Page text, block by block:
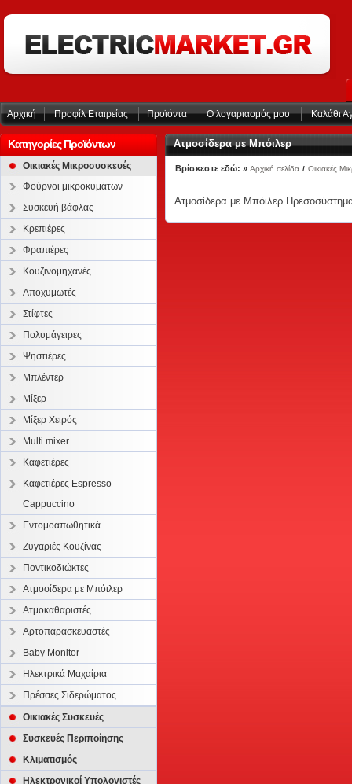
Αρχική Προφίλ Εταιρείας Προϊόντα Ο λογαριασμός μου Καλάθι
Κατηγορίες Προϊόντων
Οικιακές Μικροσυσκευές
Φούρνοι μικροκυμάτων
Συσκευή βάφλας
Κρεπιέρες
Φραπιέρες
Κουζινομηχανές
Αποχυμωτές
Στίφτες
Πολυμάγειρες
Ψηστιέρες
Μπλέντερ
Μίξερ
Μίξερ Χειρός
Multi mixer
Καφετιέρες
Καφετιέρες Espresso
Cappuccino
Εντομοαπωθητικά
Ζυγαριές Κουζίνας
Ποντικοδιώκτες
Ατμοσίδερα με Μπόιλερ
Ατμοκαθαριστές
Αρτοπαρασκευαστές
Baby Monitor
Ηλεκτρικά Μαχαίρια
Πρέσσες Σιδερώματος
Οικιακές Συσκευές
Συσκευές Περιποίησης
Κλιματισμός
Ηλεκτρονικοί Υπολογιστές
Ατμοσίδερα με Μπόιλερ
Βρίσκεστε εδώ: » Αρχική σελίδα / Οικιακές
Ατμοσίδερα με Μπόιλερ